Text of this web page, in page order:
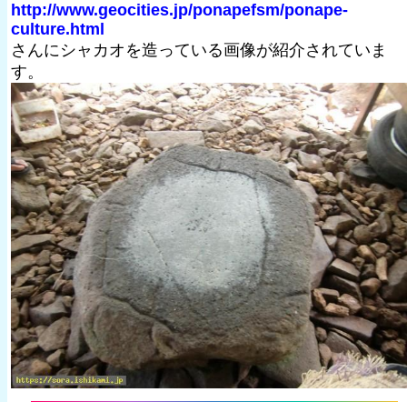
http://www.geocities.jp/ponapefsm/ponape-
culture.html
さんにシャカオを造っている画像が紹介されていま
す。